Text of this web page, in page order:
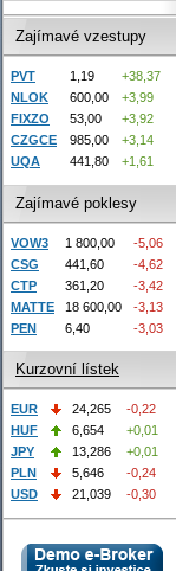
Zajímavé vzestupy
PVT 1,19
+38,37
NLOK
600,00
+3,99
FIXZO
53,00
+3,92
CZGCE
985,00
+3,14
UQA
441,80 +1,61
Zajímavé poklesy
VOW3 1 800,00
-5,06
CSG
441,60
-4,62
CTP
361,20
-3,42
MATTE
18 600,00
-3,13
PEN
6,40 -3,03
Kurzovní lístek
EUR 24,265
-0,22
HUF
6,654
+0,01
JPY
13,286
+0,01
PLN
5,646
-0,24
USD
21,039 -0,30